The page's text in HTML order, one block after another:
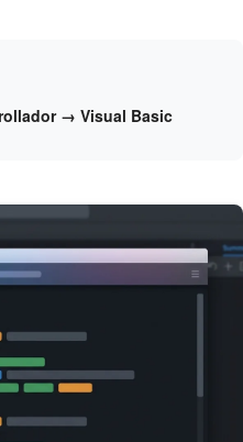
→ Visual Basic